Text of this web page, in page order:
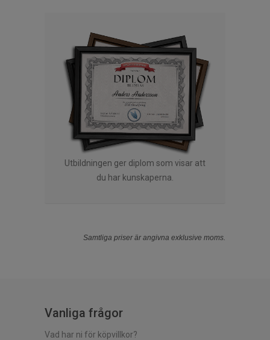
Utbildningen ger diplom som visar att
du har kunskaperna.
Samtliga priser är angivna exklusive moms.
Vanliga frågor
Vad har ni för köpvillkor?